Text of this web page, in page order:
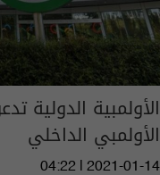
الأولمبية الدولية
الأولمبي الداخلي
04:22 | 2021-01-14